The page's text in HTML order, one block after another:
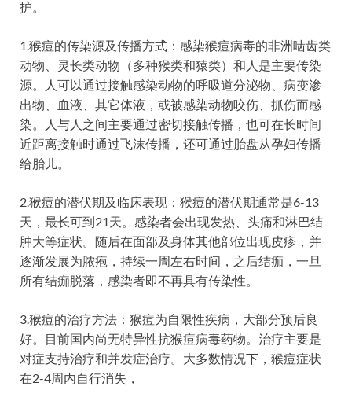
护。
1.猴痘的传染源及传播方式：感染猴痘病毒的非洲啮齿类
动物、灵长类动物（多种猴类和猿类）和人是主要传染
源。人可以通过接触感染动物的呼吸道分泌物、病变渗
出物、血液、其它体液，或被感染动物咬伤、抓伤而感
染。人与人之间主要通过密切接触传播，也可在长时间
近距离接触时通过飞沫传播，还可通过胎盘从孕妇传播
给胎儿。
2.猴痘的潜伏期及临床表现：猴痘的潜伏期通常是6-13
天，最长可到21天。感染者会出现发热、头痛和淋巴结
肿大等症状。随后在面部及身体其他部位出现皮疹，并
逐渐发展为脓疱，持续一周左右时间，之后结痂，一旦
所有结痂脱落，感染者即不再具有传染性。
3.猴痘的治疗方法：猴痘为自限性疾病，大部分预后良
好。目前国内尚无特异性抗猴痘病毒药物。治疗主要是
对症支持治疗和并发症治疗。大多数情况下，猴痘症状
在2-4周内自行消失，